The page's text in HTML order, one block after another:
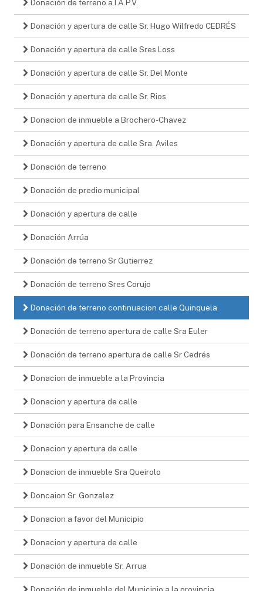
Donación de terreno a I.A.P.V.
Donación y apertura de calle Sr. Hugo Wilfredo CEDRÉS
Donación y apertura de calle Sres Loss
Donación y apertura de calle Sr. Del Monte
Donación y apertura de calle Sr. Rios
Donacion de inmueble a Brochero-Chavez
Donación y apertura de calle Sra. Aviles
Donación de terreno
Donación de predio municipal
Donación y apertura de calle
Donación Arrúa
Donación de terreno Sr Gutierrez
Donación de terreno Sres Corujo
Donación de terreno continuacion calle Quinquela
Donación de terreno apertura de calle Sra Euler
Donación de terreno apertura de calle Sr Cedrés
Donacion de inmueble a la Provincia
Donacion y apertura de calle
Donación para Ensanche de calle
Donacion y apertura de calle
Donacion de inmueble Sra Queirolo
Doncaion Sr. Gonzalez
Donacion a favor del Municipio
Donacion y apertura de calle
Donación de inmueble Sr. Arrua
Donación de inmueble del Municipio a la provincia